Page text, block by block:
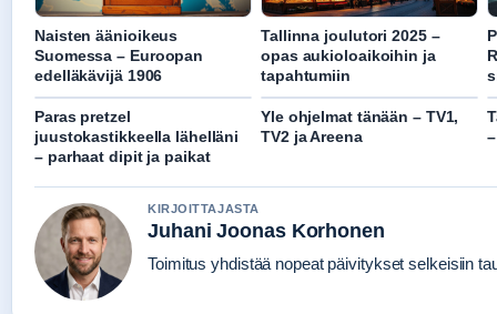
Naisten äänioikeus
Suomessa – Euroopan
edelläkävijä 1906
Tallinna joulutori 2025 –
opas aukioloaikoihin ja
tapahtumiin
Paras pretzel
juustokastikkeella lähelläni
– parhaat dipit ja paikat
Yle ohjelmat tänään – TV1,
TV2 ja Areena
KIRJOITTAJASTA
Juhani Joonas Korhonen
Toimitus yhdistää nopeat päivitykset selkeisiin